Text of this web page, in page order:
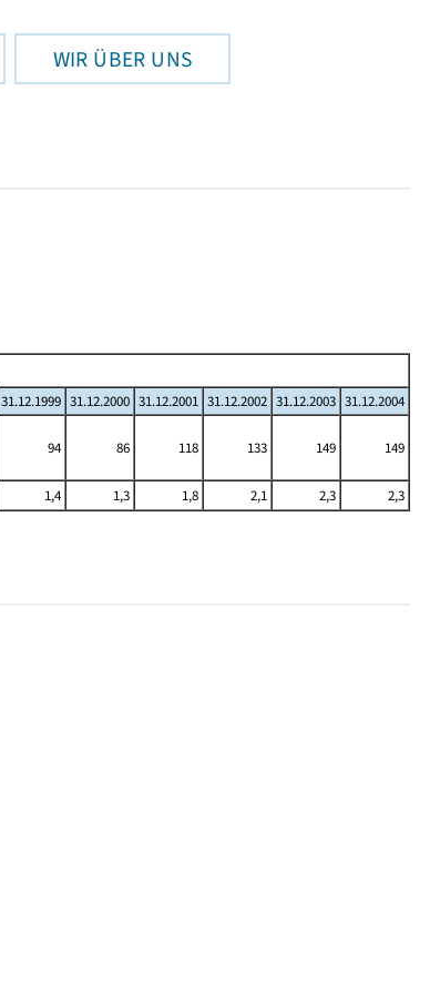
WIR ÜBER UNS
31.12.1999 31.12.2000 31.12.2001 31.12.2002 31.12.2003 31.12.2004
94 86 118 133 149 149
1,4 1,3 1,8 2,1 2,3 2,3